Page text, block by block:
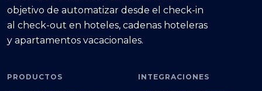
objetivo de automatizar desde el check-in
al check-out en hoteles, cadenas hoteleras
y apartamentos vacacionales.
PRODUCTOS INTEGRACIONES